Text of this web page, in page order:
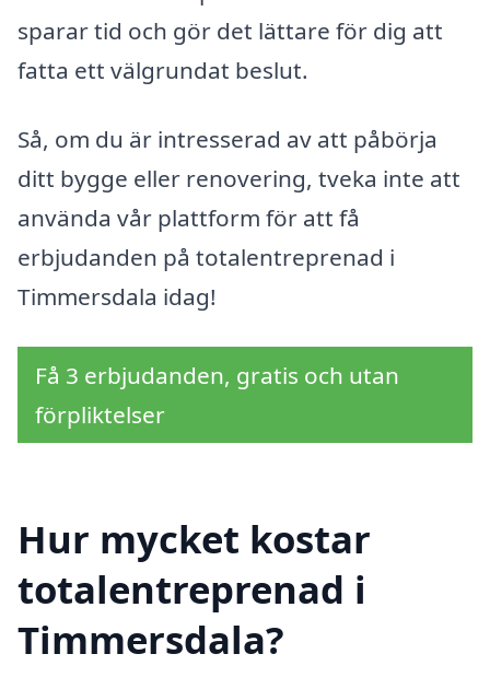
sparar tid och gör det lättare för dig att
fatta ett välgrundat beslut.
Så, om du är intresserad av att påbörja
ditt bygge eller renovering, tveka inte att
använda vår plattform för att få
erbjudanden på totalentreprenad i
Timmersdala idag!
Få 3 erbjudanden, gratis och utan
förpliktelser
Hur mycket kostar
totalentreprenad i
Timmersdala?